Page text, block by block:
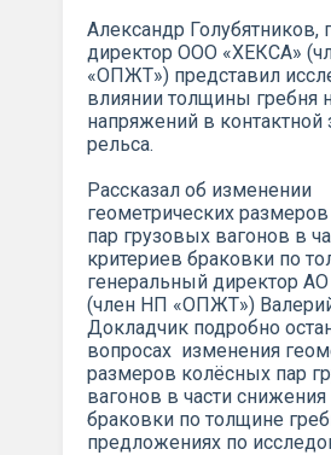
Александр Голубятников,
директор ООО «ХЕКСА»
«ОПЖТ») представил
влиянии толщины гребня
напряжений в контактной
рельса.
Рассказал об изменении
геометрических
пар грузовых вагонов в
критериев браковки по
генеральный директор
(член НП «ОПЖТ»)
Докладчик подробно
вопросах изменения
размеров колёсных пар
вагонов в части
браковки по толщине
предложениях по